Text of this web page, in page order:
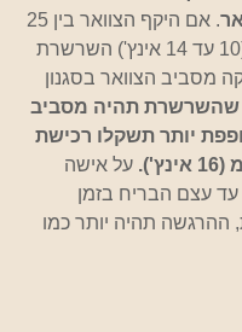
ס"מ ל 35 ס"מ (10 עד 14 אינץ') השרשרת
מסביב הצוואר בסגנון
שהשרשרת תהיה מסביב
יותר תשקלו רכישת
על אישה
עד עצם הבריח בזמן
ההרגשה תהיה יותר כמו